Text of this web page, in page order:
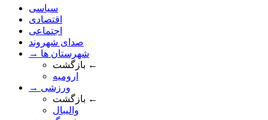
سیاسی
اقتصادی
اجتماعی
صدای شهروند
→ شهرستان ها
بازگشت ←
ارومیه
→ ورزشی
بازگشت ←
والیبال